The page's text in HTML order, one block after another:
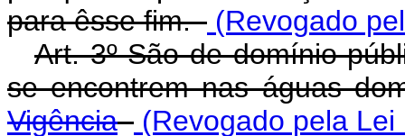
para êsse fim. (Revogado
Art. 3º São de domínio
se encontrem nas águas
Vigência
(Revogado pela Lei